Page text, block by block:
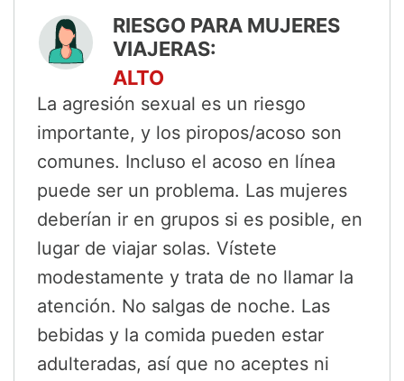
RIESGO PARA MUJERES
VIAJERAS:
ALTO
La agresión sexual es un riesgo
importante, y los piropos/acoso son
comunes. Incluso el acoso en línea
puede ser un problema. Las mujeres
deberían ir en grupos si es posible, en
lugar de viajar solas. Vístete
modestamente y trata de no llamar la
atención. No salgas de noche. Las
bebidas y la comida pueden estar
adulteradas, así que no aceptes ni